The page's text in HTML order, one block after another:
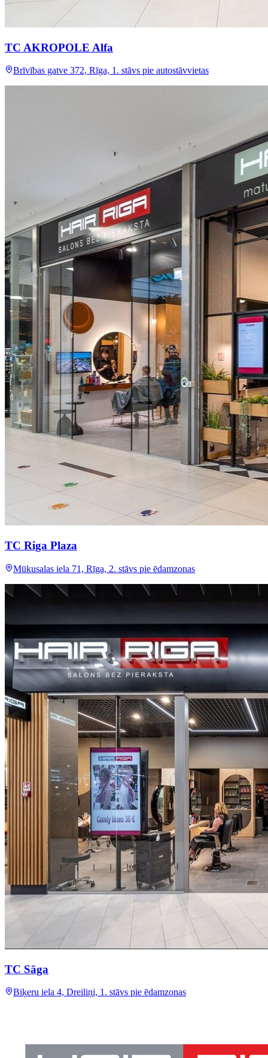
TC AKROPOLE Alfa
Brīvības gatve 372, Rīga, 1. stāvs pie autostāvvietas
TC Riga Plaza
Mūkusalas iela 71, Rīga, 2. stāvs pie ēdamzonas
TC Sāga
Biķeru iela 4, Dreiliņi, 1. stāvs pie ēdamzonas